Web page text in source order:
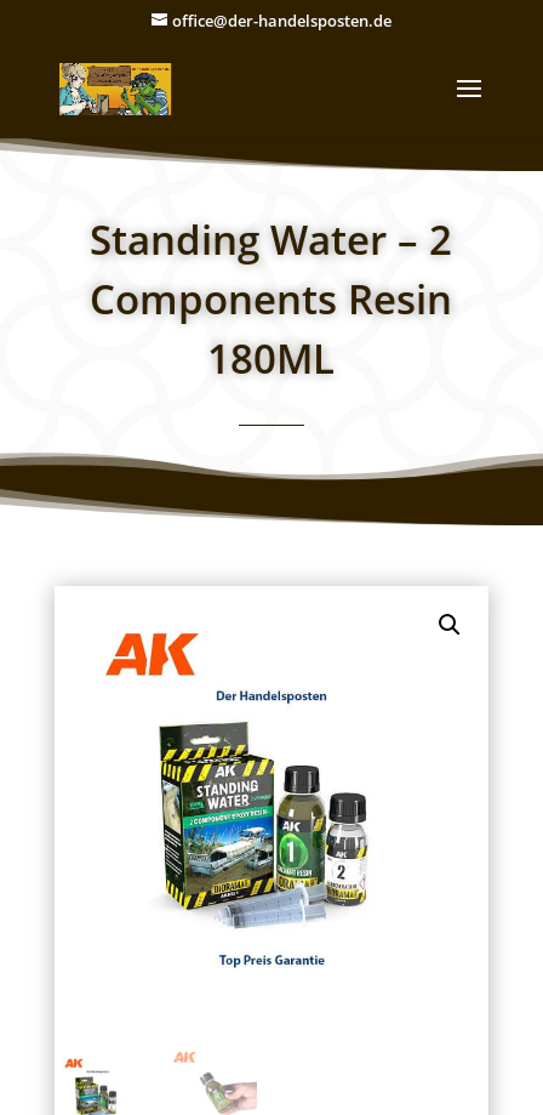
office@der-handelsposten.de
Standing Water – 2
Components Resin
180ML